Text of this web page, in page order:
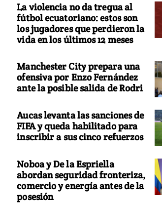
La violencia no da tregua al
fútbol ecuatoriano: estos son
los jugadores que perdieron la
vida en los últimos 12 meses
Manchester City prepara una
ofensiva por Enzo Fernández
ante la posible salida de Rodri
Aucas levanta las sanciones de
FIFA y queda habilitado para
inscribir a sus cinco refuerzos
Noboa y De la Espriella
abordan seguridad fronteriza,
comercio y energía antes de la
posesión